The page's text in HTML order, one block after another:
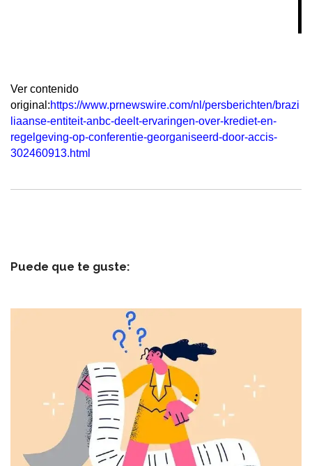
Ver contenido
original:https://www.prnewswire.com/nl/persberichten/brazi
liaanse-entiteit-anbc-deelt-ervaringen-over-krediet-en-
regelgeving-op-conferentie-georganiseerd-door-accis-
302460913.html
Puede que te guste: